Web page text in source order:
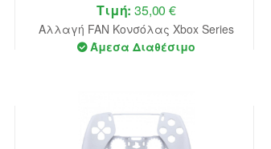
Τιμή:35,00 €
Αλλαγή FAN Κονσόλας Xbox Series
Άμεσα Διαθέσιμο